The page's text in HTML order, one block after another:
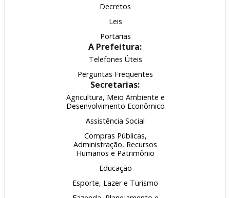
Decretos
Leis
Portarias
A Prefeitura:
Telefones Úteis
Perguntas Frequentes
Secretarias:
Agricultura, Meio Ambiente e
Desenvolvimento Econômico
Assistência Social
Compras Públicas,
Administração, Recursos
Humanos e Patrimônio
Educação
Esporte, Lazer e Turismo